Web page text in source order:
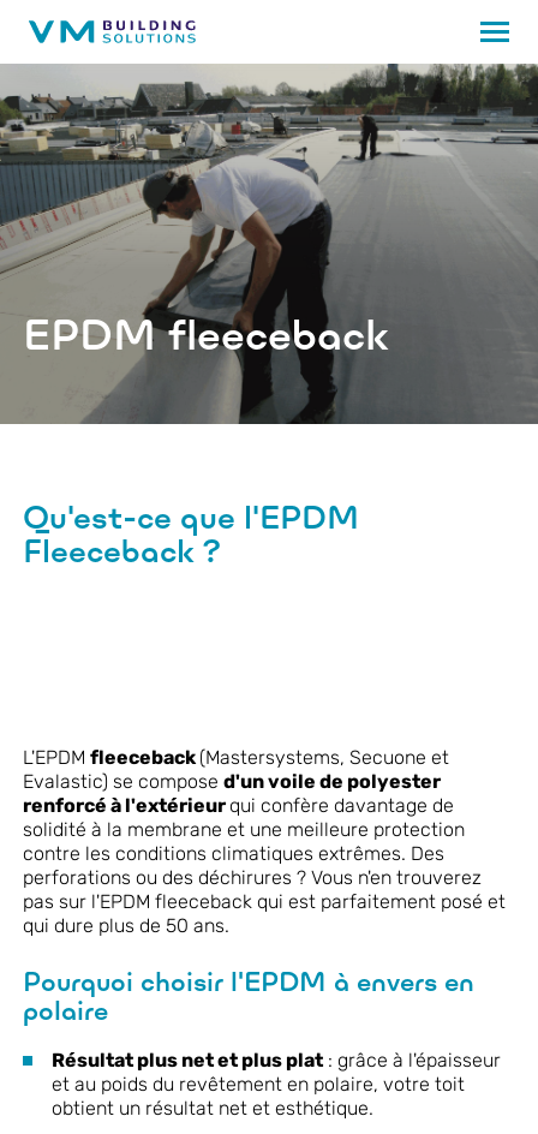
EPDM fleeceback
Qu'est-ce que l'EPDM
Fleeceback ?
L'EPDM fleeceback(Mastersystems, Secuone et
Evalastic) se compose d'un voile de polyester
renforcé à l'extérieurqui confère davantage de
solidité à la membrane et une meilleure protection
contre les conditions climatiques extrêmes. Des
perforations ou des déchirures ? Vous n'en trouverez
pas sur l'EPDM fleeceback qui est parfaitement posé et
qui dure plus de 50 ans.
Pourquoi choisir l'EPDM à envers en
polaire
Résultat plus net et plus plat: grâce à l'épaisseur
et au poids du revêtement en polaire, votre toit
obtient un résultat net et esthétique.